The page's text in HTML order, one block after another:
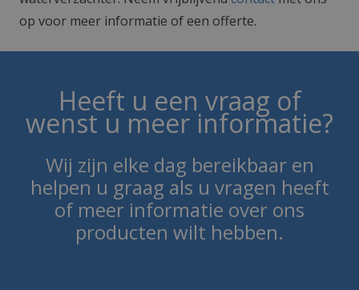
op voor meer informatie of een offerte.
Heeft u een vraag of
wenst u meer informatie?
Wij zijn elke dag bereikbaar en
helpen u graag als u vragen heeft
of meer informatie over ons
producten wilt hebben.